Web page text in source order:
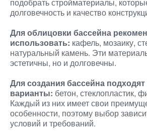
долговечность и качество
Для облицовки бассейна
использовать: кафель, мозаику,
натуральный камень. Эти
эстетичны, но и долговечны.
Для создания бассейна
варианты: бетон, стеклопластик,
Каждый из них имеет свои
особенности, поэтому выбор
условий и требований.